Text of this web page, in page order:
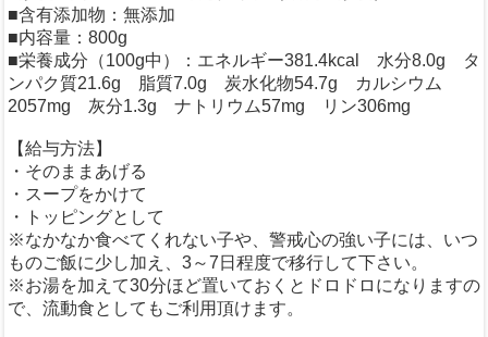
■含有添加物：無添加
■内容量：800g
■栄養成分（100g中）：エネルギー381.4kcal 水分8.0g タ
ンパク質21.6g 脂質7.0g 炭水化物54.7g カルシウム
2057mg 灰分1.3g ナトリウム57mg リン306mg
【給与方法】
・そのままあげる
・スープをかけて
・トッピングとして
※なかなか食べてくれない子や、警戒心の強い子には、いつ
ものご飯に少し加え、3～7日程度で移行して下さい。
※お湯を加えて30分ほど置いておくとドロドロになりますの
で、流動食としてもご利用頂けます。